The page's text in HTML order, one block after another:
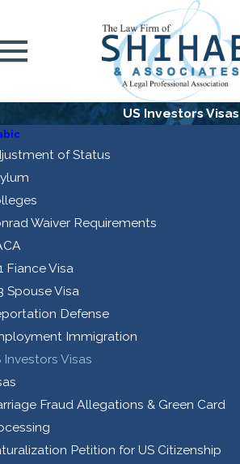
US Investors Visas
of Status
Waiver Requirements
Fiance Visa
Spouse Visa
Defense
Immigration
Investors Visas
Fraud Allegations & Green Card
Petition for US Citizenship